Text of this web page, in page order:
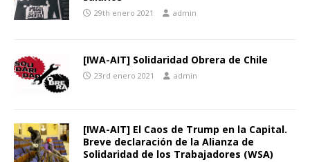
29th enero 2021 admin
[IWA-AIT] Solidaridad Obrera de Chile
23rd enero 2021 admin
[IWA-AIT] El Caos de Trump en la Capital.
Breve declaración de la Alianza de
Solidaridad de los Trabajadores (WSA)